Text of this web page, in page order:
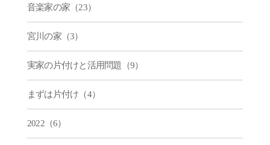
音楽家の家（23）
宮川の家（3）
実家の片付けと活用問題（9）
まずは片付け（4）
2022（6）